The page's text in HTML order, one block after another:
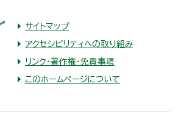
サイトマップ
アクセシビリティへの取り組み
リンク・著作権・免責事項
このホームページについて